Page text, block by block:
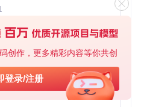
创作，更多精彩内容等你共创
登录/注册
：设置启动时的初始模式
出应用时是否恢复默认模式
startup"：重启后保持上次关闭
置启动行为和默认模式
些应用的快捷键与Fn键模式冲突
基于Python的Xiaozhi AI，适用于想要完整Xiaozhi体验而无需拥有专用硬件的用户。